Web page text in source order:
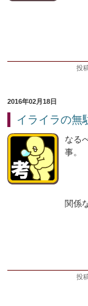
投
2016年02月18日
イライラの無
なる
事。
関係
投